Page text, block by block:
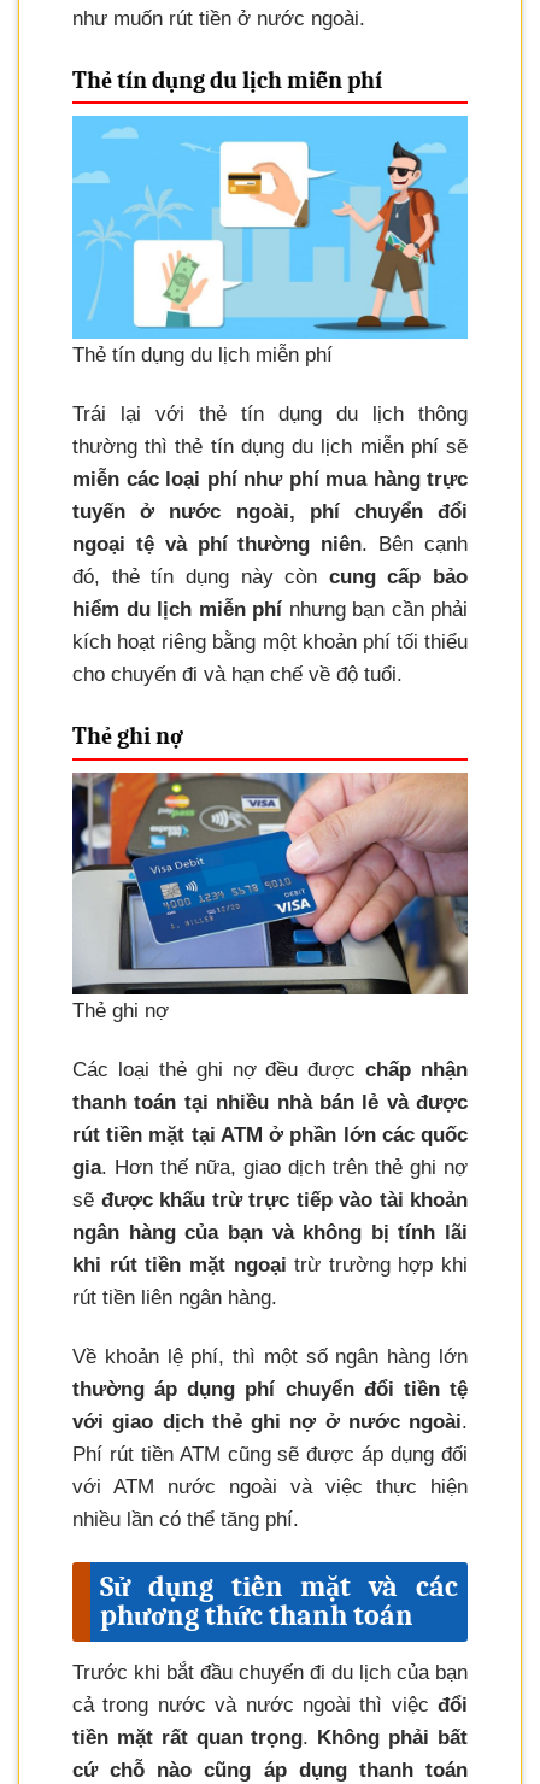
như muốn rút tiền ở nước ngoài.
Thẻ tín dụng du lịch miễn phí
Thẻ tín dụng du lịch miễn phí
Trái lại với thẻ tín dụng du lịch thông
thường thì thẻ tín dụng du lịch miễn phí sẽ
miễn các loại phí như phí mua hàng trực
tuyến ở nước ngoài, phí chuyển đổi
ngoại tệ và phí thường niên. Bên cạnh
đó, thẻ tín dụng này còn cung cấp bảo
hiểm du lịch miễn phí nhưng bạn cần phải
kích hoạt riêng bằng một khoản phí tối thiểu
cho chuyến đi và hạn chế về độ tuổi.
Thẻ ghi nợ
Thẻ ghi nợ
Các loại thẻ ghi nợ đều đượcchấp nhận
thanh toán tại nhiều nhà bán lẻ và được
rút tiền mặt tại ATM ở phần lớn các quốc
gia. Hơn thế nữa, giao dịch trên thẻ ghi nợ
sẽ được khấu trừ trực tiếp vào tài khoản
ngân hàng của bạn và không bị tính lãi
khi rút tiền mặt ngoại trừ trường hợp khi
rút tiền liên ngân hàng.
Về khoản lệ phí, thì một số ngân hàng lớn
thường áp dụng phí chuyển đổi tiền tệ
với giao dịch thẻ ghi nợ ở nước ngoài.
Phí rút tiền ATM cũng sẽ được áp dụng đối
với ATM nước ngoài và việc thực hiện
nhiều lần có thể tăng phí.
Sử dụng tiền mặt và các
phương thức thanh toán
Trước khi bắt đầu chuyến đi du lịch của bạn
cả trong nước và nước ngoài thì việc đổi
tiền mặt rất quan trọng. Không phải bất
cứ chỗ nào cũng áp dụng thanh toán